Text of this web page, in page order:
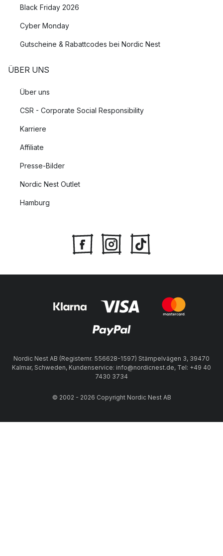
Black Friday 2026
Cyber Monday
Gutscheine & Rabattcodes bei Nordic Nest
ÜBER UNS
Über uns
CSR - Corporate Social Responsibility
Karriere
Affiliate
Presse-Bilder
Nordic Nest Outlet
Hamburg
Nordic Nest AB (Registernr. 556628-1597) Stämpelvägen 3, 39470
Kalmar, Schweden, Kundenservice: info@nordicnest.de, Tel: +49 40
7430 3734
© 2002 - 2026 Copyright Nordic Nest AB